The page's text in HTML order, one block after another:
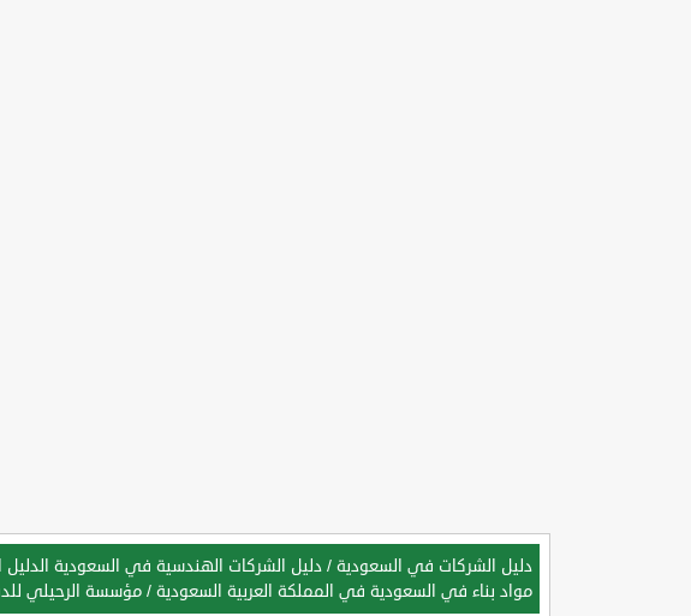
دليل الشركات في السعودية / دليل الشركات الهندسية في السعودية
مواد بناء في السعودية في المملكة العربية السعودية / مؤسسة الرحيلي